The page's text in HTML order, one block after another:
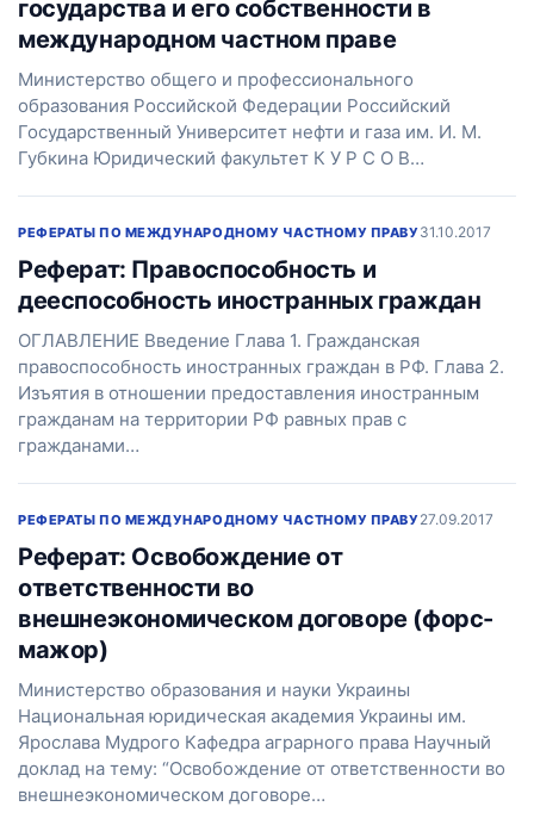
государства и его собственности в
международном частном праве
Министерство общего и профессионального
образования Российской Федерации Российский
Государственный Университет нефти и газа им. И. М.
Губкина Юридический факультет К У Р С О В…
РЕФЕРАТЫ ПО МЕЖДУНАРОДНОМУ ЧАСТНОМУ ПРАВУ31.10.2017
Реферат: Правоспособность и
дееспособность иностранных граждан
ОГЛАВЛЕНИЕ Введение Глава 1. Гражданская
правоспособность иностранных граждан в РФ. Глава 2.
Изъятия в отношении предоставления иностранным
гражданам на территории РФ равных прав с
гражданами…
РЕФЕРАТЫ ПО МЕЖДУНАРОДНОМУ ЧАСТНОМУ ПРАВУ27.09.2017
Реферат: Освобождение от
ответственности во
внешнеэкономическом договоре (форс-
мажор)
Министерство образования и науки Украины
Национальная юридическая академия Украины им.
Ярослава Мудрого Кафедра аграрного права Научный
доклад на тему: “Освобождение от ответственности во
внешнеэкономическом договоре…